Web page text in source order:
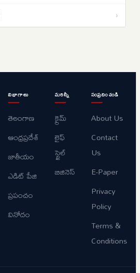
›
విభాగాలు
తెలంగాణ
ఆంధ్రప్రదేశ్
జాతీయం
ఎడిట్ పేజి
ప్రపంచం
వినోదం
మరిన్నీ
క్రైమ్
లైఫ్
స్టైల్
బిజినెస్
సంప్రదించండి
About Us
Contact
Us
E-Paper
Privacy
Policy
Terms &
Conditions